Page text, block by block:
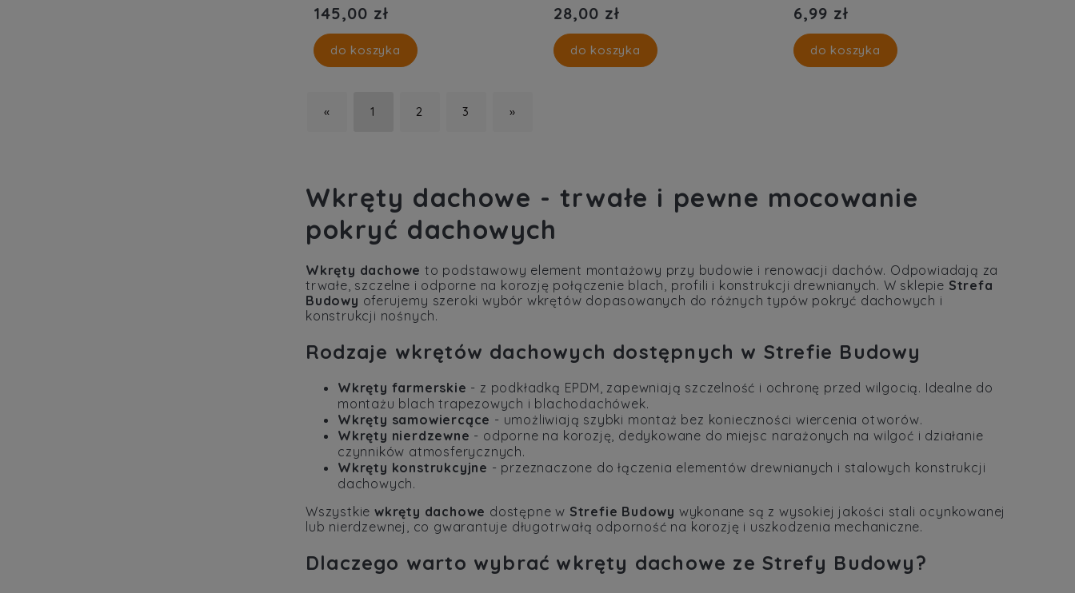
145,00 zł
do koszyka
28,00 zł
do koszyka
6,99 zł
do koszyka
« 1 2 3 »
Wkręty dachowe - trwałe i pewne mocowanie
pokryć dachowych
Wkręty dachowe to podstawowy element montażowy przy budowie i renowacji dachów. Odpowiadają za
trwałe, szczelne i odporne na korozję połączenie blach, profili i konstrukcji drewnianych. W sklepie Strefa
Budowy oferujemy szeroki wybór wkrętów dopasowanych do różnych typów pokryć dachowych i
konstrukcji nośnych.
Rodzaje wkrętów dachowych dostępnych w Strefie Budowy
Wkręty farmerskie - z podkładką EPDM, zapewniają szczelność i ochronę przed wilgocią. Idealne do
montażu blach trapezowych i blachodachówek.
Wkręty samowiercące - umożliwiają szybki montaż bez konieczności wiercenia otworów.
Wkręty nierdzewne - odporne na korozję, dedykowane do miejsc narażonych na wilgoć i działanie
czynników atmosferycznych.
Wkręty konstrukcyjne - przeznaczone do łączenia elementów drewnianych i stalowych konstrukcji
dachowych.
Wszystkie wkręty dachowe dostępne w Strefie Budowy wykonane są z wysokiej jakości stali ocynkowanej
lub nierdzewnej, co gwarantuje długotrwałą odporność na korozję i uszkodzenia mechaniczne.
Dlaczego warto wybrać wkręty dachowe ze Strefy Budowy?